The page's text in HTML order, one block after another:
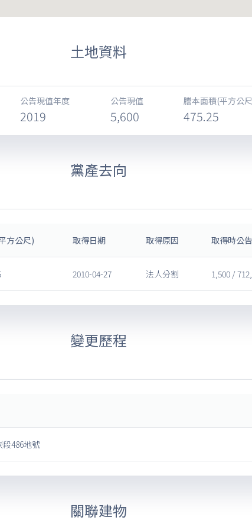
土地資料
公告現值年度
2019
公告現值
5,600
謄本面積(平方公
475.25
黨產去向
方公尺) 取得日期 取得原因 取得時公
2010-04-27 法人分割 1,500 /
變更歷程
486地號
關聯建物